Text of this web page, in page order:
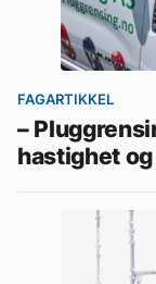
FAGARTIKKEL
–
hastighet